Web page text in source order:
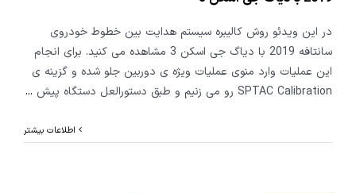
در این ویدئو روش کالیبره سیستم هدایت بین خطوط خودروی
سانتافه 2019 با دیاگ جی اسکن 3 مشاهده می کنید. برای انجام
این عملیات وارد منوی عملیات ویژه ی دوربین جلو شده و گزینه ی
SPTAC Calibration رو می زنیم و طبق دستورالعل دستگاه پیش
...
اطلاعات بیشتر